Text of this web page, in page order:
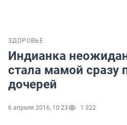
ЗДОРОВЬЕ
Индианка
стала мамой сразу
дочерей
6 апреля 2016, 10:23 1 322